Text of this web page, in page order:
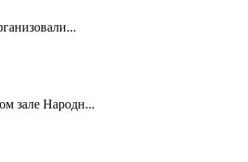
зале Народн...